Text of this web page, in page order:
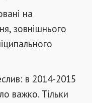
на
зовнішнього
в 2014-2015
важко. Тільки